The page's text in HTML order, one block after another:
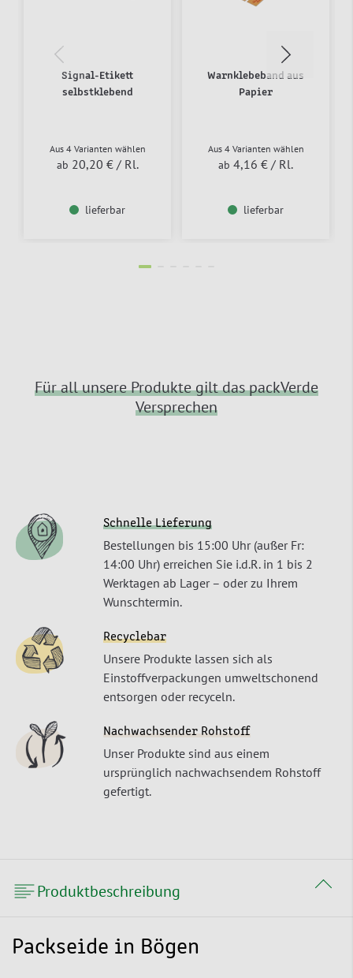
Signal-Etikett
selbstklebend
Aus 4 Varianten wählen
ab 20,20 € / Rl.
lieferbar
Warnklebeband aus
Papier
Aus 4 Varianten wählen
ab 4,16 € / Rl.
lieferbar
Für all unsere Produkte gilt das packVerde
Versprechen
Schnelle Lieferung
Bestellungen bis 15:00 Uhr (außer Fr:
14:00 Uhr) erreichen Sie i.d.R. in 1 bis 2
Werktagen ab Lager – oder zu Ihrem
Wunschtermin.
Recyclebar
Unsere Produkte lassen sich als
Einstoffverpackungen umweltschonend
entsorgen oder recyceln.
Nachwachsender Rohstoff
Unser Produkte sind aus einem
ursprünglich nachwachsendem Rohstoff
gefertigt.
Produktbeschreibung
Packseide in Bögen